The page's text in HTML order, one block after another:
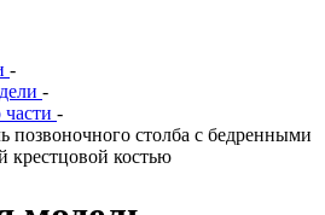
-
-
-
позвоночного столба с бедренными
крестцовой костью